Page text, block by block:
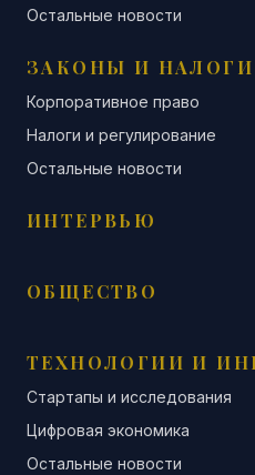
Остальные новости
ЗАКОНЫ И НАЛОГИ
Корпоративное право
Налоги и регулирование
Остальные новости
ИНТЕРВЬЮ
ОБЩЕСТВО
ТЕХНОЛОГИИ И
Стартапы и исследования
Цифровая экономика
Остальные новости